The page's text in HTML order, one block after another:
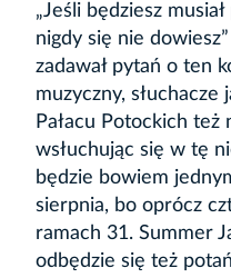
„Jeśli będziesz
nigdy się nie
zadawał pytań o ten
muzyczny,
Pałacu Potockich też
wsłuchując się w tę
będzie bowiem
sierpnia, bo oprócz
ramach 31. Summer
odbędzie się też